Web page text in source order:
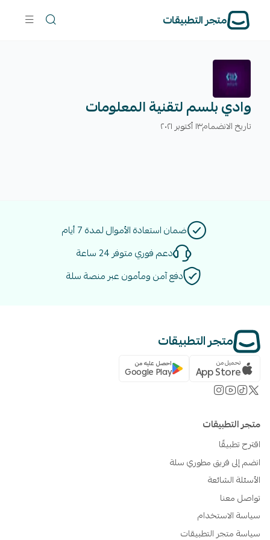
متجر التطبيقات
وادي بلسم لتقنية المعلومات
تاريخ الانضمام١٣ أكتوبر ٢٠٢١
ضمان استعادة الأموال لمدة 7 أيام
دعم فوري متوفر 24 ساعة
دفع آمن ومأمون عبر منصة سلة
متجر التطبيقات
تحميل من
App Store احصل عليه من
Google Play
متجر التطبيقات
اقترح تطبيقًا
انضم إلى فريق مطوري سلة
الأسئلة الشائعة
تواصل معنا
سياسة الاستخدام
سياسة متجر التطبيقات